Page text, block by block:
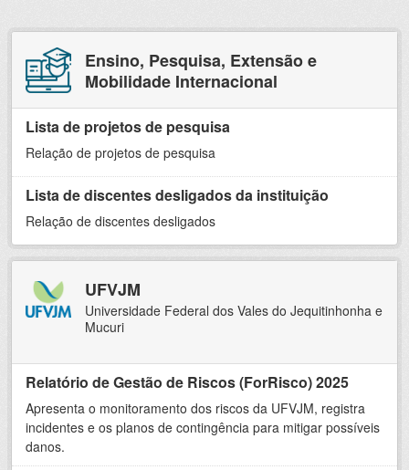
Ensino, Pesquisa, Extensão e
Mobilidade Internacional
Lista de projetos de pesquisa
Relação de projetos de pesquisa
Lista de discentes desligados da instituição
Relação de discentes desligados
UFVJM
Universidade Federal dos Vales do Jequitinhonha e
Mucuri
Relatório de Gestão de Riscos (ForRisco) 2025
Apresenta o monitoramento dos riscos da UFVJM, registra
incidentes e os planos de contingência para mitigar possíveis
danos.